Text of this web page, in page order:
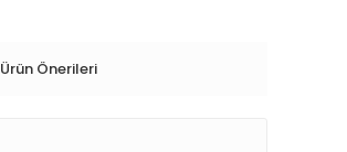
Ürün Önerileri